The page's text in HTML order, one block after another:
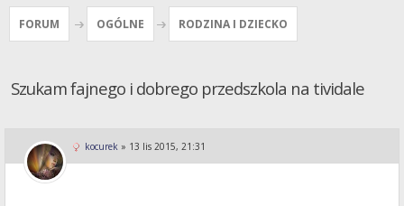
FORUM OGÓLNE RODZINA I DZIECKO
Szukam fajnego i dobrego przedszkola na tividale
kocurek » 13 lis 2015, 21:31